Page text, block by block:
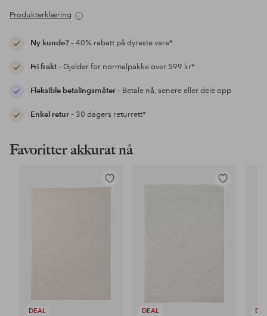
Produkterklæring
Ny kunde?– 40% rabatt på dyreste vare*
Fri frakt– Gjelder for normalpakke over 599 kr*
Fleksible betalingsmåter– Betale nå, senere eller dele opp
Enkel retur– 30 dagers returrett*
Favoritter akkurat nå
DEAL
Legg
DEAL
Legg